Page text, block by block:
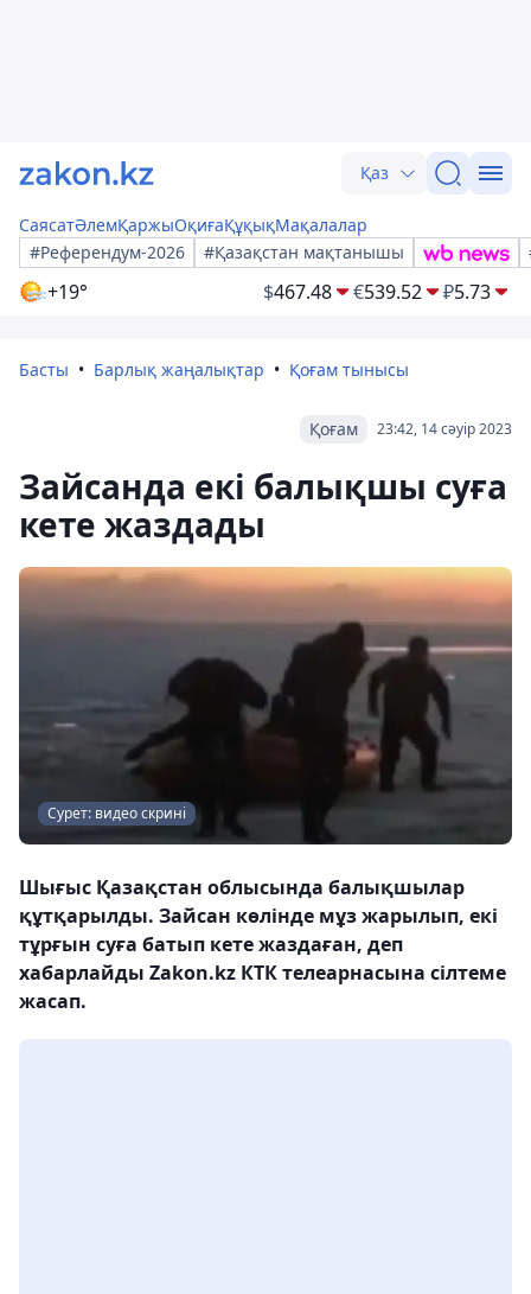
Қаз
СаясатӘлемҚаржыОқиғаҚұқықМақалалар
#Референдум-2026
#Қазақстан мақтанышы
+19° $467.48 €539.52 ₽5.73
Басты Барлық жаңалықтар Қоғам тынысы
23:42, 14 сәуір 2023
Қоғам
Зайсанда екі балықшы суға
кете жаздады
Сурет: видео скрині
Шығыс Қазақстан облысында балықшылар
құтқарылды. Зайсан көлінде мұз жарылып, екі
тұрғын суға батып кете жаздаған, деп
хабарлайды Zakon.kz КТК телеарнасына сілтеме
жасап.